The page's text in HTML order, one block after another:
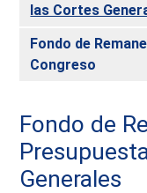
las Cortes
Fondo de
Congreso
Fondo de
Generales